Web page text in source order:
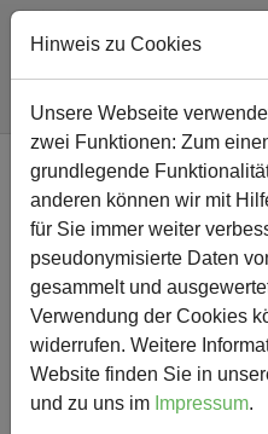
Zum Hauptinhalt springen
Sie sind hier:
Südschule Nachricht
NEWS
Schüler
29.06.2012
Aktuelles Musik Hellweger
Hinweis zu Cookies
Unsere Webseite
zwei Funktionen: Zum
grundlegende
anderen können wir mit
für Sie immer weiter
pseudonymisierte Daten
gesammelt und
Verwendung der Cookies
widerrufen. Weitere
Website finden Sie in
und zu uns im Impressum.